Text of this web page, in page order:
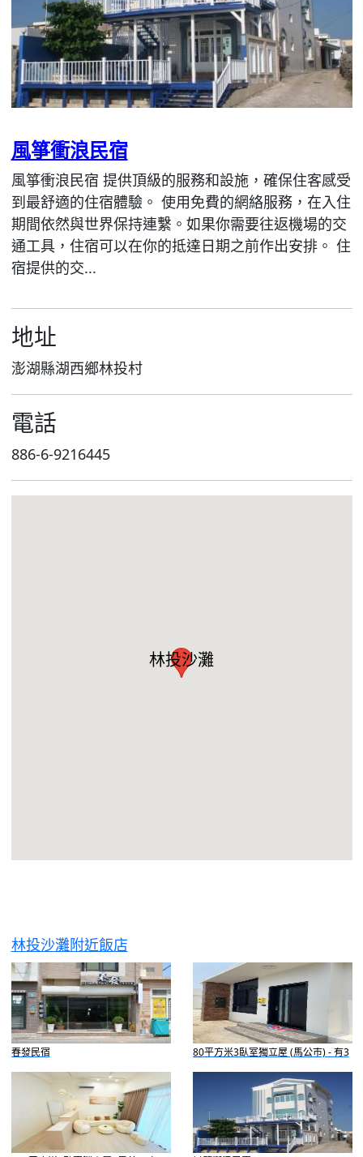
風箏衝浪民宿
風箏衝浪民宿 提供頂級的服務和設施，確保住客感受
到最舒適的住宿體驗。 使用免費的網絡服務，在入住
期間依然與世界保持連繫。如果你需要往返機場的交
通工具，住宿可以在你的抵達日期之前作出安排。 住
宿提供的交...
地址
澎湖縣湖西鄉林投村
電話
886-6-9216445
林投沙灘
林投沙灘附近飯店
春發民宿 80平方米3臥室獨立屋 (馬公市) - 有3
間私人浴室